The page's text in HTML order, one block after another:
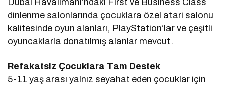
Dubai Havalimanı’ndaki First ve Business Class
dinlenme salonlarında çocuklara özel atari salonu
kalitesinde oyun alanları, PlayStation’lar ve çeşitli
oyuncaklarla donatılmış alanlar mevcut.
Refakatsiz Çocuklara Tam Destek
5-11 yaş arası yalnız seyahat eden çocuklar için